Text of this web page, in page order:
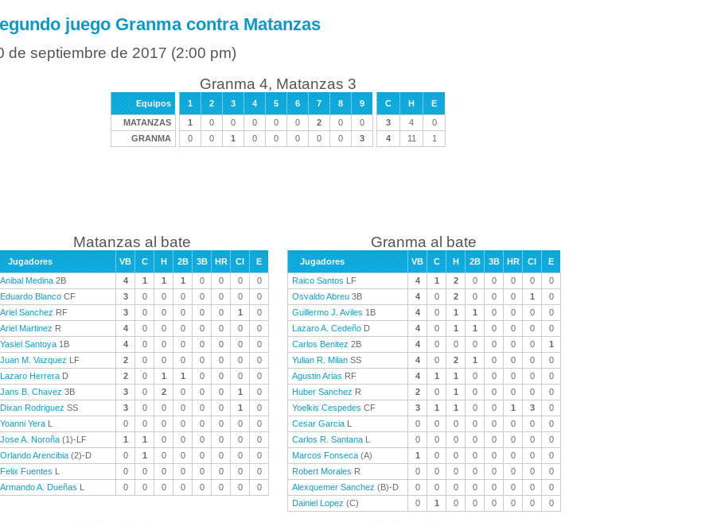
juego Granma contra Matanzas
de septiembre de 2017 (2:00 pm)
Granma 4, Matanzas 3
Equipos 1 2 3 4 5 6 7 8 9 C H
E
MATANZAS
1 0 0 0 0 0 2 0 0 3 4
0
GRANMA
0 0 1 0 0 0 0 0 3 4 11 1
Matanzas al bate
Jugadores VB C H 2B 3B HR CI
E
Anibal Medina 2B 4 1 1 1 0 0 0
0
Eduardo Blanco CF 3 0 0 0 0 0 0
0
Ariel Sanchez RF 3 0 0 0 0 0 1
0
Ariel Martinez R 4 0 0 0 0 0 0
0
Yasiel Santoya 1B 4 0 0 0 0 0 0
0
Juan M. Vazquez LF 2 0 0 0 0 0 0
0
Lazaro Herrera D 2 0 1 1 0 0 0
0
Jans B. Chavez 3B 3 0 2 0 0 0 1
0
Dixan Rodriguez SS 3 0 0 0 0 0 1
0
Yoanni Yera L 0 0 0 0 0 0 0
0
Jose A. Noroña (1)-LF 1 1 0 0 0 0 0
0
Orlando Arencibia (2)-D 0 1 0 0 0 0 0
0
Felix Fuentes L 0 0 0 0 0 0 0
0
Armando A. Dueñas L 0 0 0 0 0 0 0 0
Granma al bate
Jugadores VB C H 2B 3B HR CI
E
Raico Santos LF 4 1 2 0 0 0 0
0
Osvaldo Abreu 3B 4 0 2 0 0 0 1
0
Guillermo J. Aviles 1B 4 0 1 1 0 0 0
0
Lazaro A. Cedeño D 4 0 1 1 0 0 0
0
Carlos Benitez 2B 4 0 0 0 0 0 0
1
Yulian R. Milan SS 4 0 2 1 0 0 0
0
Agustin Arias RF 4 1 1 0 0 0 0
0
Huber Sanchez R 2 0 1 0 0 0 0
0
Yoelkis Cespedes CF 3 1 1 0 0 1 3
0
Cesar Garcia L 0 0 0 0 0 0 0
0
Carlos R. Santana L 0 0 0 0 0 0 0
0
Marcos Fonseca (A) 1 0 0 0 0 0 0
0
Robert Morales R 0 0 0 0 0 0 0
0
Alexquemer Sanchez (B)-D 0 0 0 0 0 0 0
0
Dainiel Lopez (C) 0 1 0 0 0 0 0 0